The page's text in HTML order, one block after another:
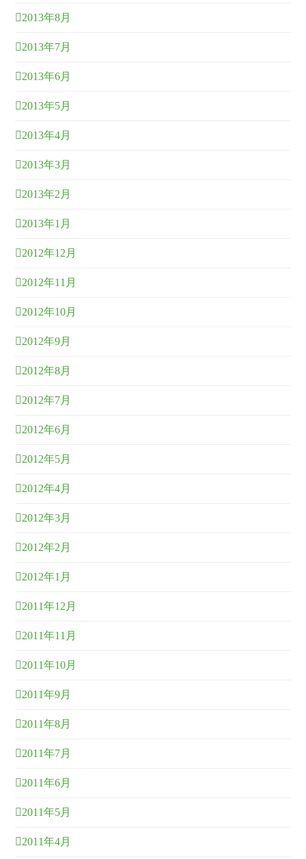
2013年8月
2013年7月
2013年6月
2013年5月
2013年4月
2013年3月
2013年2月
2013年1月
2012年12月
2012年11月
2012年10月
2012年9月
2012年8月
2012年7月
2012年6月
2012年5月
2012年4月
2012年3月
2012年2月
2012年1月
2011年12月
2011年11月
2011年10月
2011年9月
2011年8月
2011年7月
2011年6月
2011年5月
2011年4月